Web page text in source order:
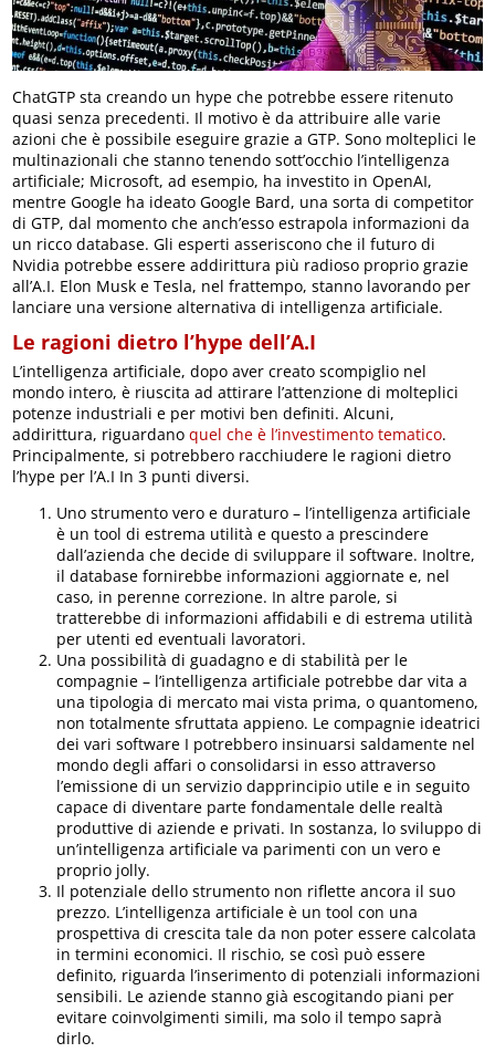
ChatGTP sta creando un hype che potrebbe essere ritenuto
quasi senza precedenti. Il motivo è da attribuire alle varie
azioni che è possibile eseguire grazie a GTP. Sono molteplici le
multinazionali che stanno tenendo sott’occhio l’intelligenza
artificiale; Microsoft, ad esempio, ha investito in OpenAI,
mentre Google ha ideato Google Bard, una sorta di competitor
di GTP, dal momento che anch’esso estrapola informazioni da
un ricco database. Gli esperti asseriscono che il futuro di
Nvidia potrebbe essere addirittura più radioso proprio grazie
all’A.I. Elon Musk e Tesla, nel frattempo, stanno lavorando per
lanciare una versione alternativa di intelligenza artificiale.
Le ragioni dietro l’hype dell’A.I
L’intelligenza artificiale, dopo aver creato scompiglio nel
mondo intero, è riuscita ad attirare l’attenzione di molteplici
potenze industriali e per motivi ben definiti. Alcuni,
addirittura, riguardanoquel che è l’investimento tematico.
Principalmente, si potrebbero racchiudere le ragioni dietro
l’hype per l’A.I In 3 punti diversi.
Uno strumento vero e duraturo – l’intelligenza artificiale
è un tool di estrema utilità e questo a prescindere
dall’azienda che decide di sviluppare il software. Inoltre,
il database fornirebbe informazioni aggiornate e, nel
caso, in perenne correzione. In altre parole, si
tratterebbe di informazioni affidabili e di estrema utilità
per utenti ed eventuali lavoratori.
Una possibilità di guadagno e di stabilità per le
compagnie – l’intelligenza artificiale potrebbe dar vita a
una tipologia di mercato mai vista prima, o quantomeno,
non totalmente sfruttata appieno. Le compagnie ideatrici
dei vari software I potrebbero insinuarsi saldamente nel
mondo degli affari o consolidarsi in esso attraverso
l’emissione di un servizio dapprincipio utile e in seguito
capace di diventare parte fondamentale delle realtà
produttive di aziende e privati. In sostanza, lo sviluppo di
un’intelligenza artificiale va parimenti con un vero e
proprio jolly.
Il potenziale dello strumento non riflette ancora il suo
prezzo. L’intelligenza artificiale è un tool con una
prospettiva di crescita tale da non poter essere calcolata
in termini economici. Il rischio, se così può essere
definito, riguarda l’inserimento di potenziali informazioni
sensibili. Le aziende stanno già escogitando piani per
evitare coinvolgimenti simili, ma solo il tempo saprà
dirlo.